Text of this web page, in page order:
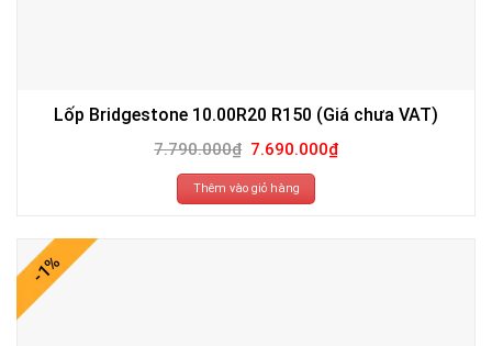
Lốp Bridgestone 10.00R20 R150 (Giá chưa VAT)
7.790.000₫ Giá
gốc
là:
7.790.000₫.
7.690.000₫Giá
hiện
Thêm vào giỏ hàng
-1%